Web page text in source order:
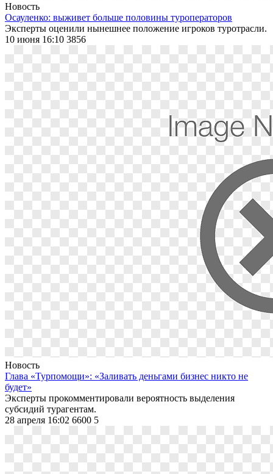
Новость
Осауленко: выживет больше половины туроператоров
Эксперты оценили нынешнее положение игроков туротрасли.
10 июня 16:10 3856
Новость
Глава «Турпомощи»: «Заливать деньгами бизнес никто не
будет»
Эксперты прокомментировали вероятность выделения
субсидий турагентам.
28 апреля 16:02 6600 5